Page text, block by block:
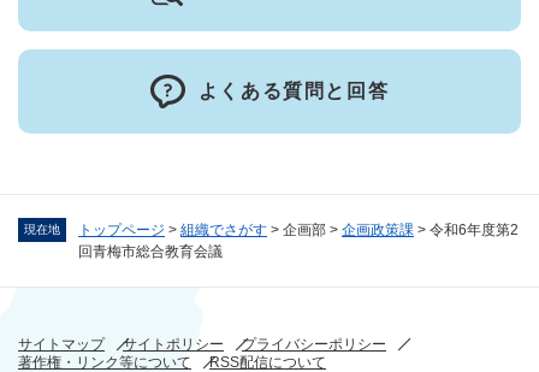
現在地 トップページ > 組織でさがす > 企画部 > 企画政策課 > 令和6年度第2
回青梅市総合教育会議
よくある質問と回答
サイトマップ サイトポリシー
プライバシーポリシー
著作権・リンク等について
RSS配信について